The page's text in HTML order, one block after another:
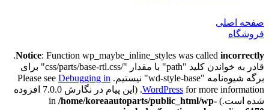
صفحه اصلی
فروشگاه
Notice: Function wp_maybe_inline_styles was called incorrectly
.
قادر به خواندن کلید "path" با مقدار "/css/parts/base-rtl.css" برای
برگه شیوه‌نامه "wd-style-base" نیستیم. Please see
Debugging in
WordPress
for more information. (این پیام در نگارش 7.0.0 افزوده
شده است.) in /home/koreaautoparts/public_html/wp-